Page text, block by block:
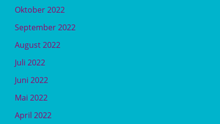
Oktober 2022
September 2022
August 2022
Juli 2022
Juni 2022
Mai 2022
April 2022